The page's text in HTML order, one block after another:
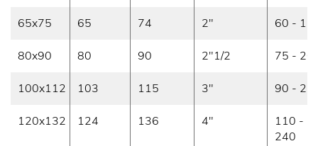
65x75 65 74 2" 60 -
80x90 80 90 2"1/2 75 -
100x112 103 115 3" 90 -
120x132 124 136 4"
110 -
240